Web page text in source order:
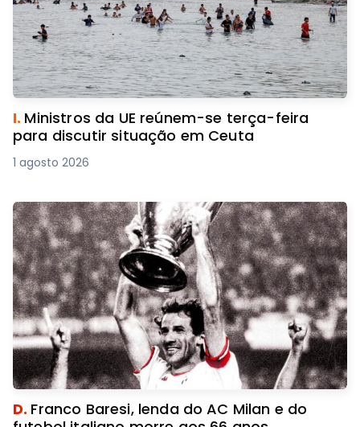
I. Ministros da UE reúnem-se terça-feira
para discutir situação em Ceuta
1 agosto 2026
D. Franco Baresi, lenda do AC Milan e do